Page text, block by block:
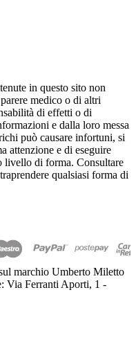
in questo sito non
medico o di altri
di effetti o di
e dalla loro messa
può causare infortuni, si
attenzione e di eseguire
livello di forma. Consultare
qualsiasi forma di
marchio Umberto Miletto
Via Ferranti Aporti, 1 -